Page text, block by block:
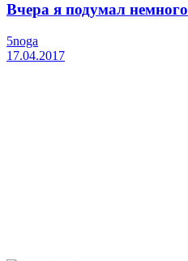
Вчера я подумал немного
5noga
17.04.2017